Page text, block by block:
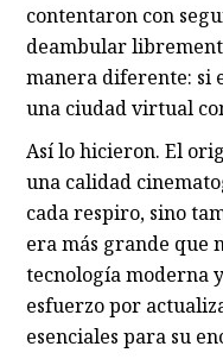
contentaron con
deambular
manera diferente: si
una ciudad virtual
Así lo hicieron. El
una calidad
cada respiro, sino
era más grande que
tecnología moderna
esfuerzo por
esenciales para su